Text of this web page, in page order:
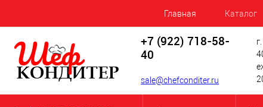
Главная Каталог
+7 (922) 718-58-
40
sale@chefconditer.ru